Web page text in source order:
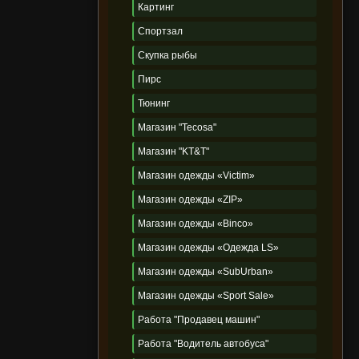
Картинг
Спортзал
Скупка рыбы
Пирс
Тюнинг
Магазин "Tecosa"
Магазин "KT&T"
Магазин одежды «Victim»
Магазин одежды «ZIP»
Магазин одежды «Binco»
Магазин одежды «Одежда LS»
Магазин одежды «SubUrban»
Магазин одежды «Sport Sale»
Работа "Продавец машин"
Работа "Водитель автобуса"